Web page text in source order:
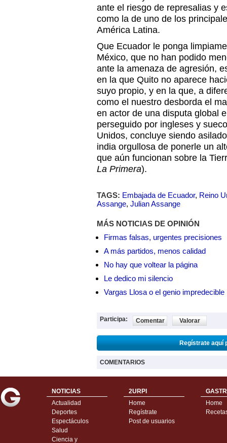
ante el riesgo de represalias y
como la de uno de los
América Latina.
Que Ecuador le ponga
México, que no han podido
ante la amenaza de agresión,
en la que Quito no aparece
suyo propio, y en la que, a
como el nuestro desborda el
en actor de una disputa global
perseguido por ingleses y
Unidos, concluye siendo
india orgullosa de ponerle un
que aún funcionan sobre la
La Primera).
TAGS: Embajada de Ecuador, Reino
Assange, Julian Assange
MÁS NOTICIAS DE OPINIÓN
Firmas falsas, urgentes precisiones
A más partidos, menos calidad
No hay que voltear la página
Le dedico mi silencio
Vargas Llosa o el genio impredecible
Participa: Comentar Valorar
Regístrate aquí
COMENTARIOS
NOTICIAS
Actualidad
Deportes
Espectáculos
Salud
Ciencia y
2URPI
Home
Regístrate
Post de usuarios
Home